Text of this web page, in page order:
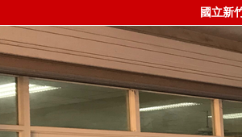
國立新